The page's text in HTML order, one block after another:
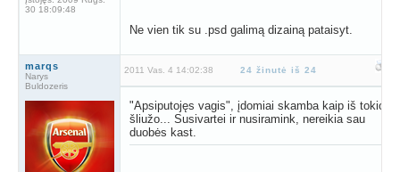
30 18:09:48
Ne vien tik su .psd galimą dizainą pataisyt.
marqs
Narys
Buldozeris
2011 Vas. 4 14:02:38 24 žinutė iš 24
"Apsiputojęs vagis", įdomiai skamba kaip iš tokio
šliužo... Susivartei ir nusiramink, nereikia sau
duobės kast.